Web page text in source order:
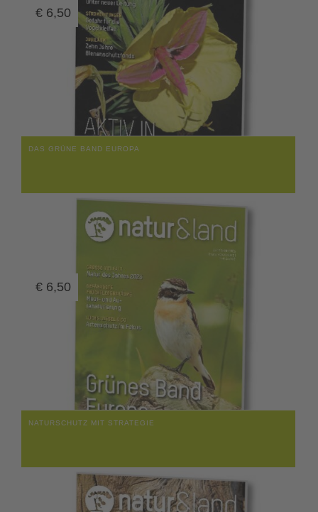
€ 6,50
DAS GRÜNE BAND EUROPA
€ 6,50
NATURSCHUTZ MIT STRATEGIE